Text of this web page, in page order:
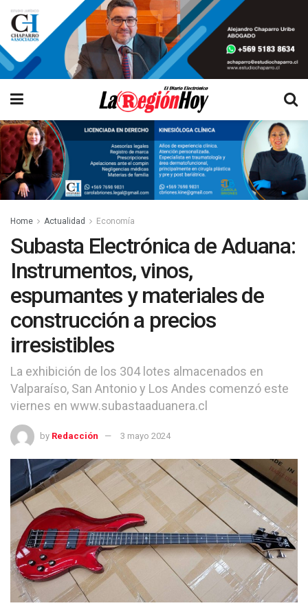
Home Actualidad Economía
Subasta Electrónica de Aduana:
Instrumentos, vinos,
espumantes y materiales de
construcción a precios
irresistibles
La exhibición de los 304 lotes almacenados en
Valparaíso, San Antonio y Los Andes comenzó este
viernes en www.subastaaduanera.cl
by Redacción 3 mayo 2024